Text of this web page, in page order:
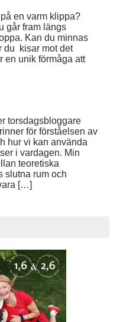
en varm klippa?
går fram längs
Kan du minnas
du kisar mot det
en unik förmåga att
torsdagsbloggare
för förståelsen av
hur vi kan använda
i vardagen. Min
teoretiska
slutna rum och
[…]